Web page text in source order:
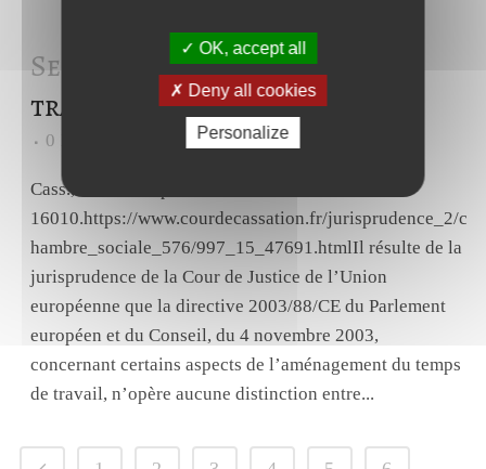
Sep 2021
Statuts collectifs de
travail – Congés.
0
Cass., Soc., 15 septembre 2021, n°20-
16010.https://www.courdecassation.fr/jurisprudence_2/c
hambre_sociale_576/997_15_47691.htmlIl résulte de la
jurisprudence de la Cour de Justice de l’Union
européenne que la directive 2003/88/CE du Parlement
européen et du Conseil, du 4 novembre 2003,
concernant certains aspects de l’aménagement du temps
de travail, n’opère aucune distinction entre...
OK, accept all
Deny all cookies
Personalize